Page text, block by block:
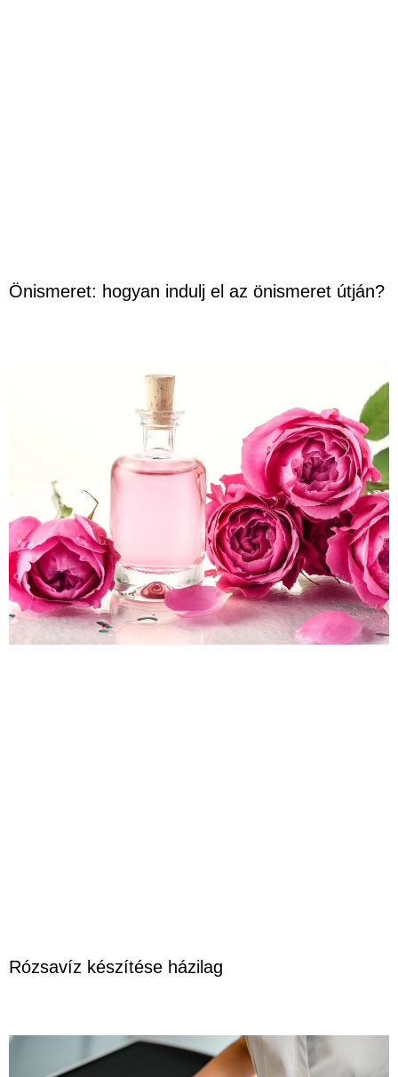
Önismeret: hogyan indulj el az önismeret útján?
Rózsavíz készítése házilag